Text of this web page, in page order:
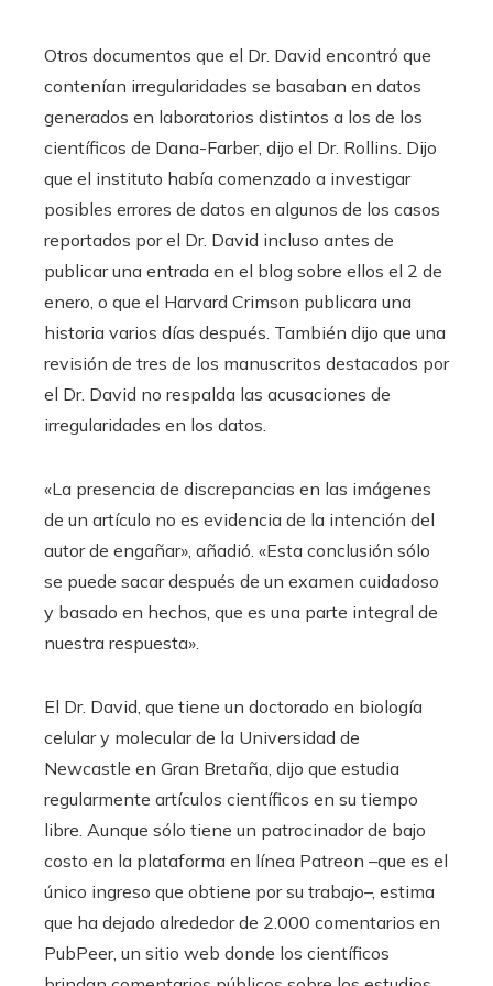
Otros documentos que el Dr. David encontró que
contenían irregularidades se basaban en datos
generados en laboratorios distintos a los de los
científicos de Dana-Farber, dijo el Dr. Rollins. Dijo
que el instituto había comenzado a investigar
posibles errores de datos en algunos de los casos
reportados por el Dr. David incluso antes de
publicar una entrada en el blog sobre ellos el 2 de
enero, o que el Harvard Crimson publicara una
historia varios días después. También dijo que una
revisión de tres de los manuscritos destacados por
el Dr. David no respalda las acusaciones de
irregularidades en los datos.
«La presencia de discrepancias en las imágenes
de un artículo no es evidencia de la intención del
autor de engañar», añadió. «Esta conclusión sólo
se puede sacar después de un examen cuidadoso
y basado en hechos, que es una parte integral de
nuestra respuesta».
El Dr. David, que tiene un doctorado en biología
celular y molecular de la Universidad de
Newcastle en Gran Bretaña, dijo que estudia
regularmente artículos científicos en su tiempo
libre. Aunque sólo tiene un patrocinador de bajo
costo en la plataforma en línea Patreon –que es el
único ingreso que obtiene por su trabajo–, estima
que ha dejado alrededor de 2.000 comentarios en
PubPeer, un sitio web donde los científicos